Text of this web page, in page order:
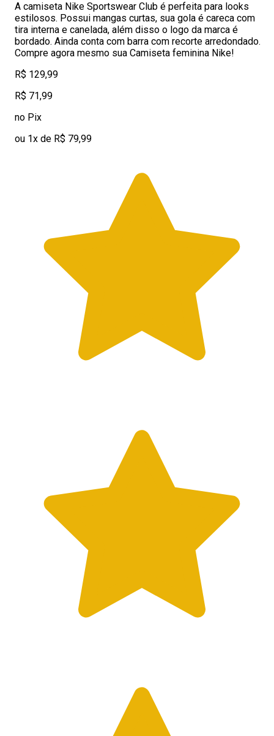
A camiseta Nike Sportswear Club é perfeita para looks
estilosos. Possui mangas curtas, sua gola é careca com
tira interna e canelada, além disso o logo da marca é
bordado. Ainda conta com barra com recorte arredondado.
Compre agora mesmo sua Camiseta feminina Nike!
R$ 129,99
R$ 71,99
no Pix
ou 1x de R$ 79,99